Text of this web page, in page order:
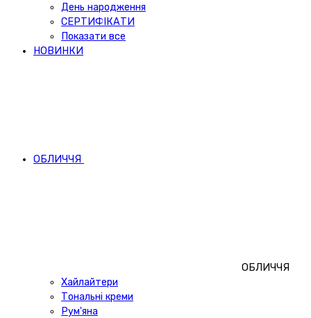
День народження
СЕРТИФІКАТИ
Показати все
НОВИНКИ
ОБЛИЧЧЯ
ОБЛИЧЧЯ
Хайлайтери
Тональні креми
Рум'яна